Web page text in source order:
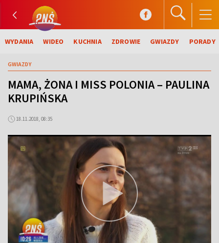
WYDANIA WIDEO KUCHNIA ZDROWIE GWIAZDY PORADY
GWIAZDY
MAMA, ŻONA I MISS POLONIA – PAULINA
KRUPIŃSKA
18.11.2018, 08:35